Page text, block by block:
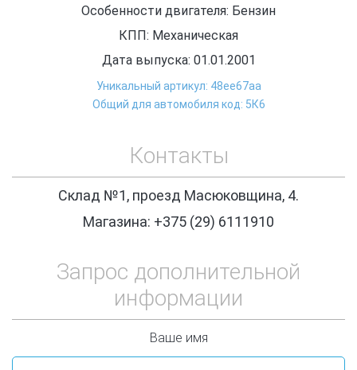
Особенности двигателя: Бензин
КПП: Механическая
Дата выпуска: 01.01.2001
Уникальный артикул: 48ee67aa
Общий для автомобиля код: 5К6
Контакты
Склад №1, проезд Масюковщина, 4.
Магазина: +375 (29) 6111910
Запрос дополнительной
информации
Ваше имя